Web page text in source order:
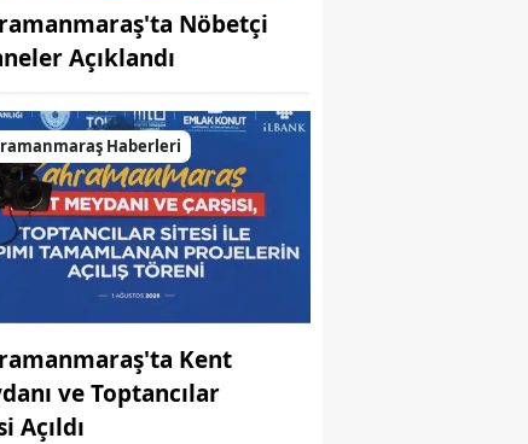
Nöbetçi
Açıklandı
Haberleri
Kent
ve Toptancılar
Açıldı